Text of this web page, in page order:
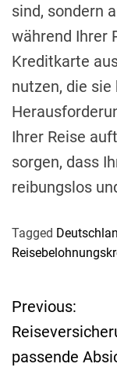
sind, sondern
während Ihrer
Kreditkarte
nutzen, die
Ihrer Reise
sorgen, dass
reibungslos
Tagged
B
e
Previous:
passende